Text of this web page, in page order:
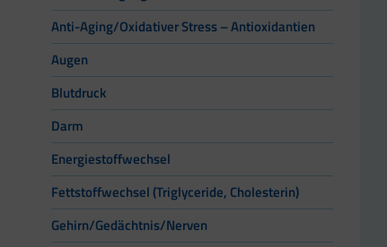
Anti-Aging/Oxidativer Stress – Antioxidantien
Augen
Blutdruck
Darm
Energiestoffwechsel
Fettstoffwechsel (Triglyceride, Cholesterin)
Gehirn/Gedächtnis/Nerven